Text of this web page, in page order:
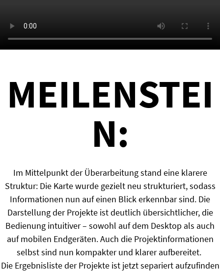
MEILENSTEI
N:
Im Mittelpunkt der Überarbeitung stand eine klarere
Struktur: Die Karte wurde gezielt neu strukturiert, sodass
Informationen nun auf einen Blick erkennbar sind. Die
Darstellung der Projekte ist deutlich übersichtlicher, die
Bedienung intuitiver – sowohl auf dem Desktop als auch
auf mobilen Endgeräten. Auch die Projektinformationen
selbst sind nun kompakter und klarer aufbereitet.
Die Ergebnisliste der Projekte ist jetzt separiert aufzufinden